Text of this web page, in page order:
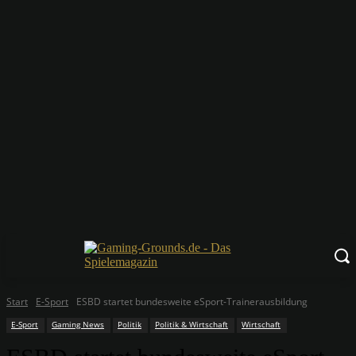
Start E-Sport ESBD startet bundesweite eSport-Trainerausbildung
E-Sport Gaming News Politik Politik & Wirtschaft Wirtschaft